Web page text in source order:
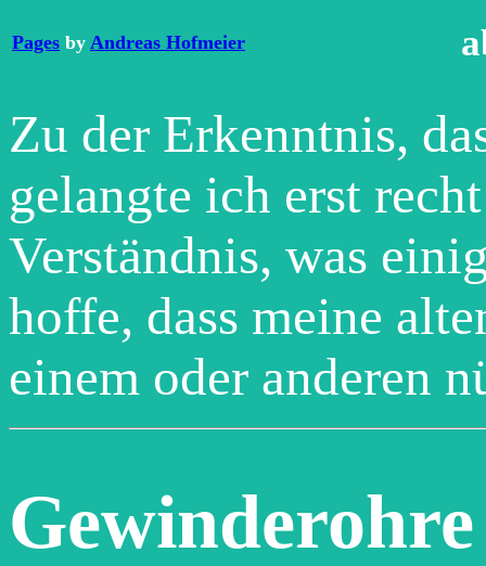
Pages by Andreas Hofmeier
Zu der Erkenntnis,
gelangte ich erst
Verständnis, was
hoffe, dass meine
einem oder anderen